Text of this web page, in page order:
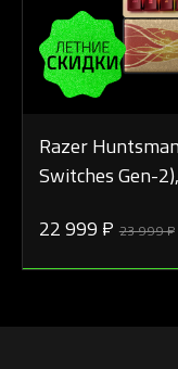
Razer
Switches Gen-
22 999 ₽ 23 999 ₽